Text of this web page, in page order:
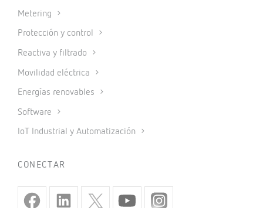
Metering
Protección y control
Reactiva y filtrado
Movilidad eléctrica
Energías renovables
Software
IoT Industrial y Automatización
CONECTAR